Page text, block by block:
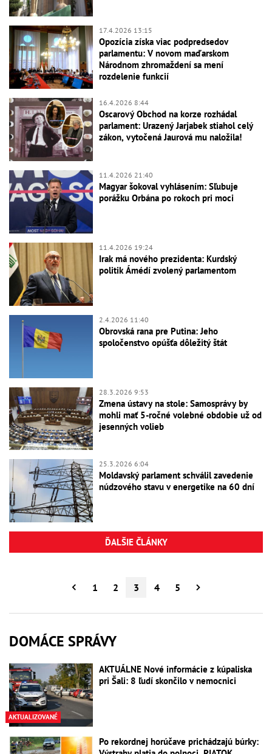
17.4.2026 13:15
Opozícia získa viac podpredsedov
parlamentu: V novom maďarskom
Národnom zhromaždení sa mení
rozdelenie funkcií
16.4.2026 8:44
Oscarový Obchod na korze rozhádal
parlament: Urazený Jarjabek stiahol celý
zákon, vytočená Jaurová mu naložila!
11.4.2026 21:40
Magyar šokoval vyhlásením: Sľubuje
porážku Orbána po rokoch pri moci
11.4.2026 19:24
Irak má nového prezidenta: Kurdský
politik Ámédí zvolený parlamentom
2.4.2026 11:40
Obrovská rana pre Putina: Jeho
spoločenstvo opúšťa dôležitý štát
28.3.2026 9:53
Zmena ústavy na stole: Samosprávy by
mohli mať 5-ročné volebné obdobie už od
jesenných volieb
25.3.2026 6:04
Moldavský parlament schválil zavedenie
núdzového stavu v energetike na 60 dní
ĎALŠIE ČLÁNKY
1 2 3 4 5
DOMÁCE SPRÁVY
AKTUALIZOVANÉ
AKTUÁLNE Nové informácie z kúpaliska
pri Šali: 8 ľudí skončilo v nemocnici
Po rekordnej horúčave prichádzajú búrky: